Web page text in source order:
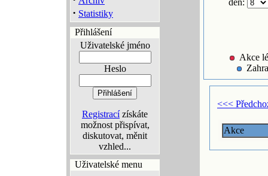
· Statistiky
Přihlášení
Uživatelské jméno
Heslo
Registracízískáte
možnost přispívat,
diskutovat, měnit
vzhled...
Uživatelské menu
den:
Akce
<<<
Akce